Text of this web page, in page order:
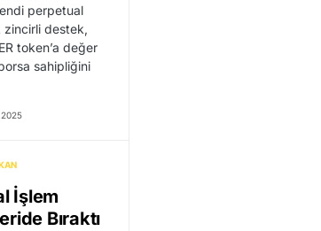
perpetual
zincirli destek,
token’a değer
sahipliğini
İşlem
Bıraktı